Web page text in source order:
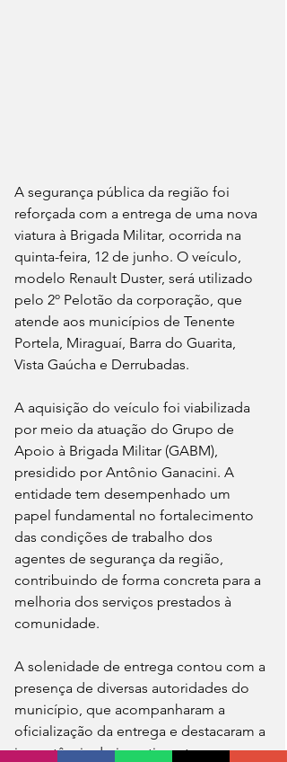
A segurança pública da região foi
reforçada com a entrega de uma nova
viatura à Brigada Militar, ocorrida na
quinta-feira, 12 de junho. O veículo,
modelo Renault Duster, será utilizado
pelo 2º Pelotão da corporação, que
atende aos municípios de Tenente
Portela, Miraguaí, Barra do Guarita,
Vista Gaúcha e Derrubadas.
A aquisição do veículo foi viabilizada
por meio da atuação do Grupo de
Apoio à Brigada Militar (GABM),
presidido por Antônio Ganacini. A
entidade tem desempenhado um
papel fundamental no fortalecimento
das condições de trabalho dos
agentes de segurança da região,
contribuindo de forma concreta para a
melhoria dos serviços prestados à
comunidade.
A solenidade de entrega contou com a
presença de diversas autoridades do
município, que acompanharam a
oficialização da entrega e destacaram a
importância do investimento para a